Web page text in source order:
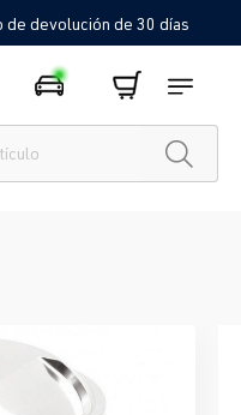
de devolución de 30 días